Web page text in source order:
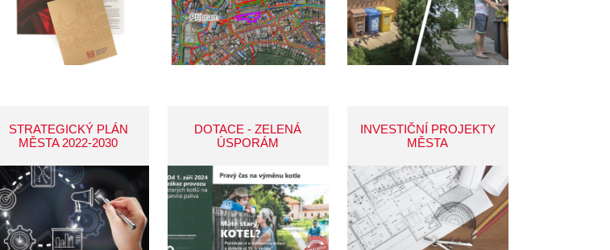
STRATEGICKÝ PLÁN
MĚSTA 2022-2030
DOTACE - ZELENÁ
ÚSPORÁM
INVESTIČNÍ PROJEKTY
MĚSTA